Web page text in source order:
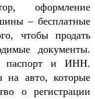
оформление
– бесплатные
чтобы продать
документы.
паспорт и ИНН.
на авто, которые
о регистрации